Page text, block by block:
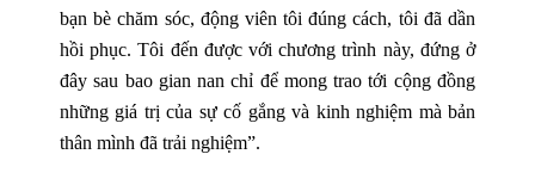
bạn bè chăm sóc, động viên tôi đúng cách, tôi đã dần
hồi phục. Tôi đến được với chương trình này, đứng ở
đây sau bao gian nan chỉ để mong trao tới cộng đồng
những giá trị của sự cố gắng và kinh nghiệm mà bản
thân mình đã trải nghiệm”.